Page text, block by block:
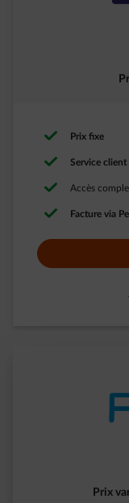
Prix fixe
Service
Accès
Facture via
Prix